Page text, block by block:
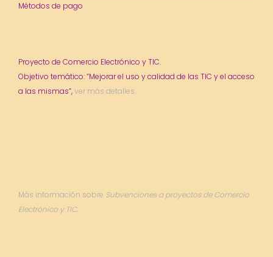
Métodos de pago
Proyecto de Comercio Electrónico y TIC.
Objetivo temático: “Mejorar el uso y calidad de las TIC y el acceso
a las mismas”,ver más detalles.
Más información sobre Subvenciones a proyectos de Comercio
Electrónico y TIC.